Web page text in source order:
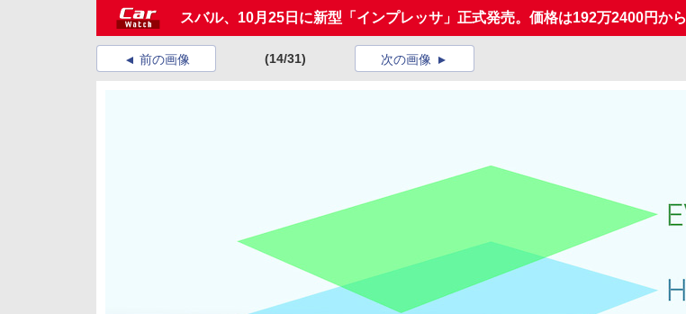
スバル、10月25日に新型「インプレッサ」正式発売。価格は192万2400円から
前の画像 (14/31) 次の画像